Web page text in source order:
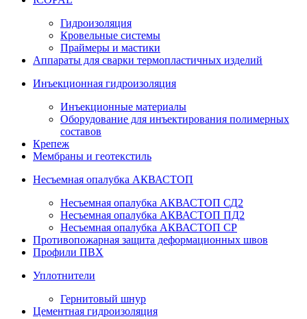
Гидроизоляция
Кровельные системы
Праймеры и мастики
Аппараты для сварки термопластичных изделий
Инъекционная гидроизоляция
Инъекционные материалы
Оборудование для инъектирования полимерных
составов
Крепеж
Мембраны и геотекстиль
Несъемная опалубка АКВАСТОП
Несъемная опалубка АКВАСТОП СД2
Несъемная опалубка АКВАСТОП ПД2
Несъемная опалубка АКВАСТОП СР
Противопожарная защита деформационных швов
Профили ПВХ
Уплотнители
Гернитовый шнур
Цементная гидроизоляция